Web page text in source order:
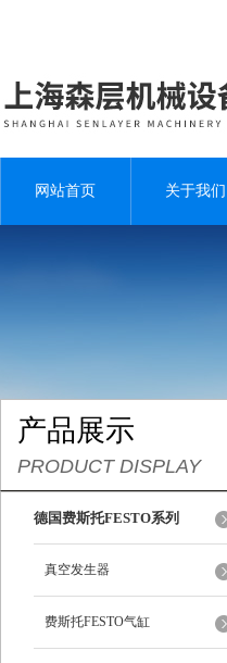
网站首页 关于我们
产品展示
PRODUCT DISPLAY
德国费斯托FESTO系列
真空发生器
费斯托FESTO气缸